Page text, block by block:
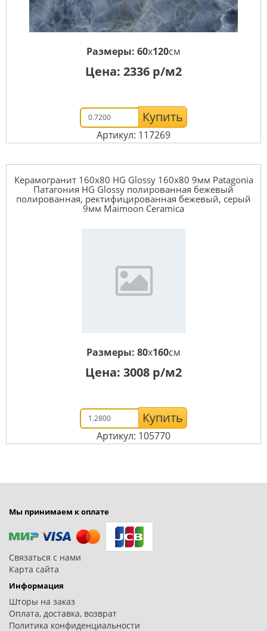
Размеры: 60x120см
Цена: 2336 р/м2
Купить
Артикул: 117269
Керамогранит 160x80 HG Glossy 160x80 9мм Patagonia
Патагония HG Glossy полированная бежевый
полированная, ректифицированная бежевый, серый
9мм Maimoon Ceramica
Размеры: 80x160см
Цена: 3008 р/м2
Купить
Артикул: 105770
Мы принимаем к оплате
Связаться с нами
Карта сайта
Информация
Шторы на заказ
Оплата, доставка, возврат
Политика конфиденциальности